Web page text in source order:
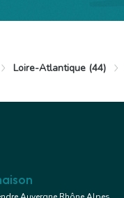
Philbert-de-Grand-Lieu
Local
Loire-Atlantique (44)